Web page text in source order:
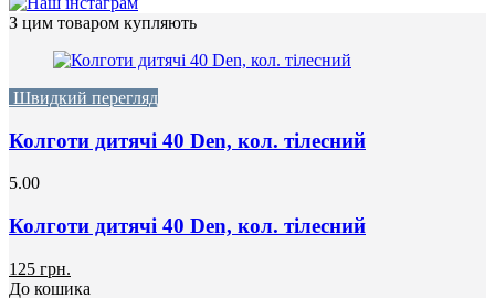
З цим товаром купляють
Швидкий перегляд
Колготи дитячі 40 Den, кол. тілесний
5.00
Колготи дитячі 40 Den, кол. тілесний
125 грн.
До кошика